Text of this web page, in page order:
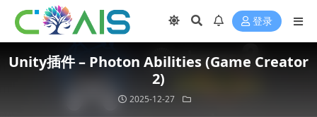
登录
Unity插件 – Photon Abilities (Game Creator
2)
2025-12-27